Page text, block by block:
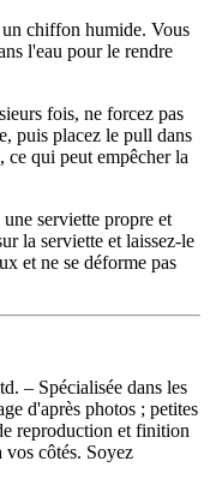
chiffon humide. Vous
l'eau pour le rendre
fois, ne forcez pas
puis placez le pull dans
ce qui peut empêcher la
serviette propre et
la serviette et laissez-le
et ne se déforme pas
– Spécialisée dans les
d'après photos ; petites
reproduction et finition
vos côtés. Soyez